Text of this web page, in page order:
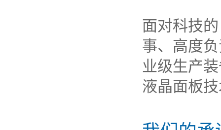
面对科技
事、高度
业级生产
液晶面板